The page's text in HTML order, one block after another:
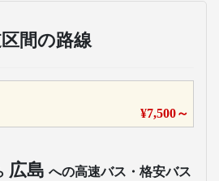
間の路線
¥7,500～
広島 への高速バス・格安バス